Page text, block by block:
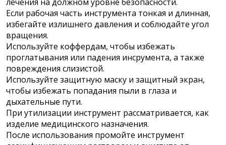
Если рабочая часть инструмента тонкая и длинная,
избегайте излишнего давления и соблюдайте угол
вращения.
Используйте коффердам, чтобы избежать
проглатывания или падения инсрумента, а также
повреждения слизистой.
Используйте защитную маску и защитный экран,
чтобы избежать попадания пыли в глаза и
дыхательные пути.
При утилизации инструмент рассматривается, как
изделие медицинского назначения.
После использования промойте инструмент